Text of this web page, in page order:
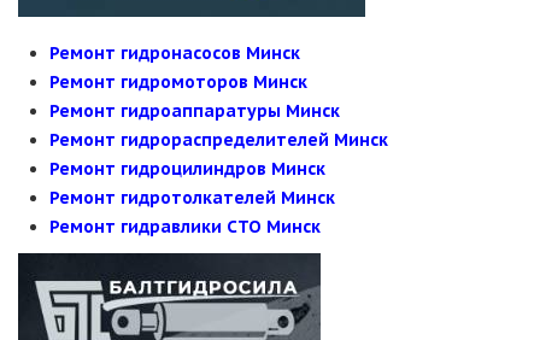
Ремонт гидронасосов Минск
Ремонт гидромоторов Минск
Ремонт гидроаппаратуры Минск
Ремонт гидрораспределителей Минск
Ремонт гидроцилиндров Минск
Ремонт гидротолкателей Минск
Ремонт гидравлики СТО Минск